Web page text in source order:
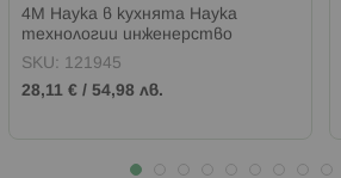
4М Наука в кухнята Наука
технологии инженерство
математика
SKU: 121945
28,11 € / 54,98 лв.